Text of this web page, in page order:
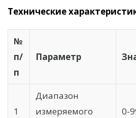
Технические
№
п/
п
Параметр
1
Диапазон
измеряемого
0-